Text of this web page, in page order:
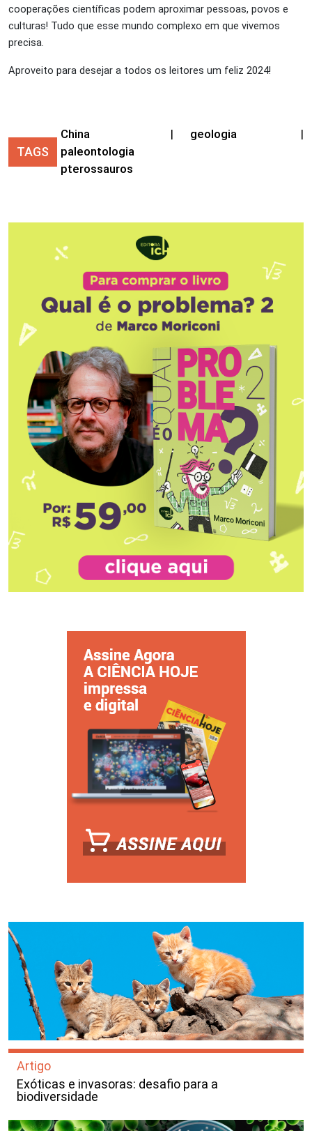
cooperações científicas podem aproximar pessoas, povos e
culturas! Tudo que esse mundo complexo em que vivemos
precisa.
Aproveito para desejar a todos os leitores um feliz 2024!
TAGS
China | geologia
|
paleontologia
pterossauros
Artigo
Exóticas e invasoras: desafio para a
biodiversidade